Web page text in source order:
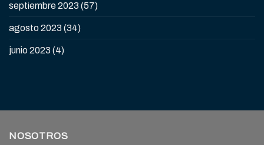
septiembre 2023 (57)
agosto 2023 (34)
junio 2023 (4)
NOSOTROS